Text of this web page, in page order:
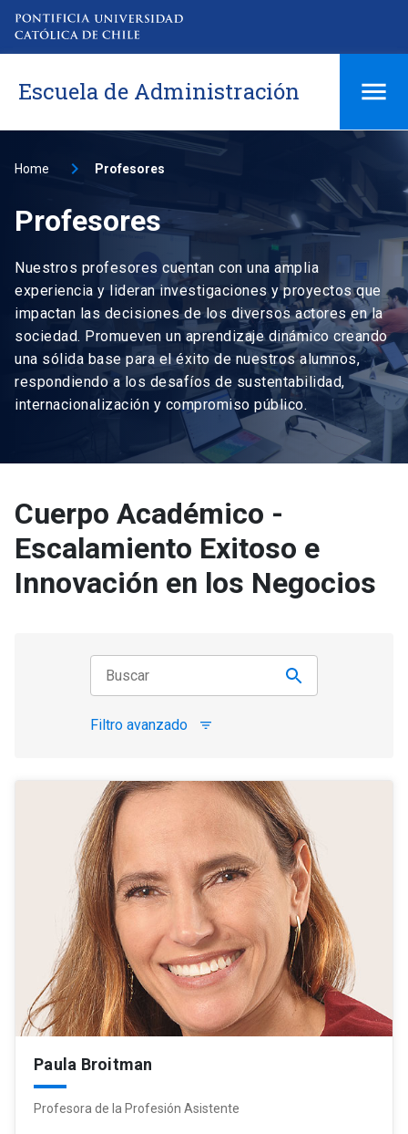
Escuela de Administración
Home Profesores
Profesores
Nuestros profesores cuentan con una amplia
experiencia y lideran investigaciones y proyectos que
impactan las decisiones de los diversos actores en la
sociedad. Promueven un aprendizaje dinámico creando
una sólida base para el éxito de nuestros alumnos,
respondiendo a los desafíos de sustentabilidad,
internacionalización y compromiso público.
Cuerpo Académico -
Escalamiento Exitoso e
Innovación en los Negocios
Filtro avanzado filter_list
Paula Broitman
Profesora de la Profesión Asistente